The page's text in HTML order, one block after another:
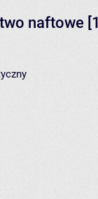
naftowe